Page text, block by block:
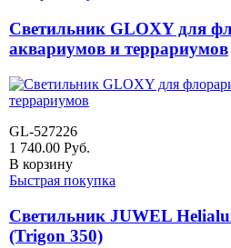
Светильник GLOXY для
аквариумов и террариумов
GL-527226
1 740.00 Руб.
В корзину
Быстрая покупка
Светильник JUWEL
(Trigon 350)